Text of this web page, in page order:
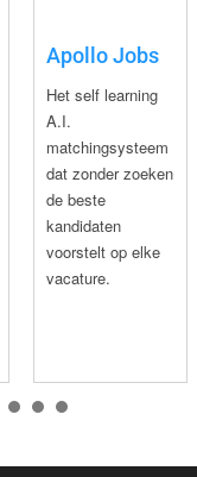
Apollo Jobs
Het self learning
A.I.
matchingsysteem
dat zonder zoeken
de beste
kandidaten
voorstelt op elke
vacature.
3 4 5